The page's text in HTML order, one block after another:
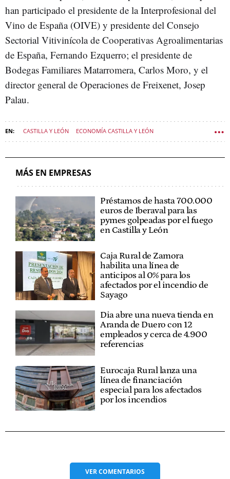
han participado el presidente de la Interprofesional del
Vino de España (OIVE) y presidente del Consejo
Sectorial Vitivinícola de Cooperativas Agroalimentarias
de España, Fernando Ezquerro; el presidente de
Bodegas Familiares Matarromera, Carlos Moro, y el
director general de Operaciones de Freixenet, Josep
Palau.
CASTILLA Y LEÓN ECONOMÍA CASTILLA Y LEÓN
MÁS EN EMPRESAS
Préstamos de hasta 700.000
euros de Iberaval para las
pymes golpeadas por el fuego
en Castilla y León
Caja Rural de Zamora
habilita una línea de
anticipos al 0% para los
afectados por el incendio de
Sayago
Dia abre una nueva tienda en
Aranda de Duero con 12
empleados y cerca de 4.900
referencias
Eurocaja Rural lanza una
línea de financiación
especial para los afectados
por los incendios
VERCOMENTARIOS